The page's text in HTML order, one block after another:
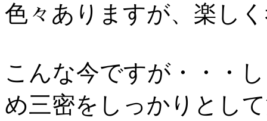
色々ありますが、楽し
こんな今ですが・・・
め三密をしっかりとし